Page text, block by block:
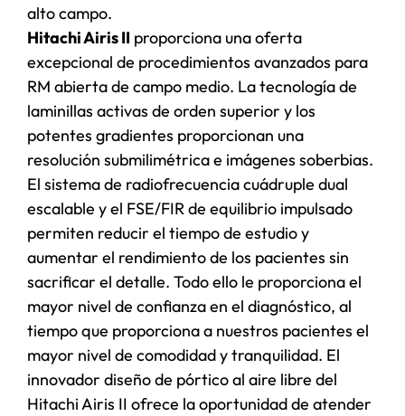
alto campo.
Hitachi Airis II proporciona una oferta
excepcional de procedimientos avanzados para
RM abierta de campo medio. La tecnología de
laminillas activas de orden superior y los
potentes gradientes proporcionan una
resolución submilimétrica e imágenes soberbias.
El sistema de radiofrecuencia cuádruple dual
escalable y el FSE/FIR de equilibrio impulsado
permiten reducir el tiempo de estudio y
aumentar el rendimiento de los pacientes sin
sacrificar el detalle. Todo ello le proporciona el
mayor nivel de confianza en el diagnóstico, al
tiempo que proporciona a nuestros pacientes el
mayor nivel de comodidad y tranquilidad. El
innovador diseño de pórtico al aire libre del
Hitachi Airis II ofrece la oportunidad de atender